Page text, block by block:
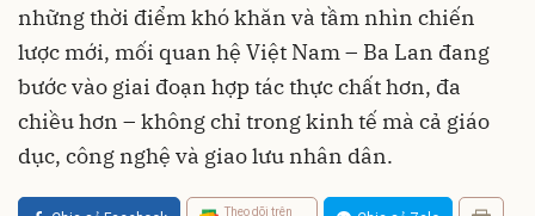
những thời điểm khó khăn và tầm nhìn chiến
lược mới, mối quan hệ Việt Nam – Ba Lan đang
bước vào giai đoạn hợp tác thực chất hơn, đa
chiều hơn – không chỉ trong kinh tế mà cả giáo
dục, công nghệ và giao lưu nhân dân.
Theo dõi trên